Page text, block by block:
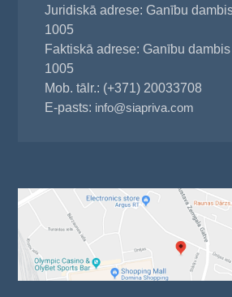
Juridiskā adrese: Ganību
1005
Faktiskā adrese: Ganību
1005
Mob. tālr.: (+371) 20033708
E-pasts: info@siapriva.com